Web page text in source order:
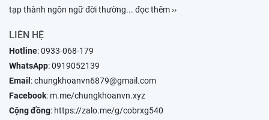
tạp thành ngôn ngữ đời thường... đọc thêm ››
LIÊN HỆ
Hotline:0933-068-179
WhatsApp:0919052139
Email :chungkhoanvn6879@gmail.com
Facebook: m.me/chungkhoanvn.xyz
Cộng đồng: https://zalo.me/g/cobrxg540